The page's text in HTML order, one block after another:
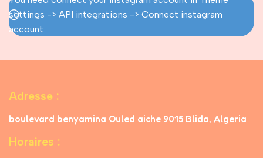
settings -> API integrations -> Connect instagram
account
Adresse :
boulevard benyamina Ouled aiche 9015 Blida, Algeria
Horaires :